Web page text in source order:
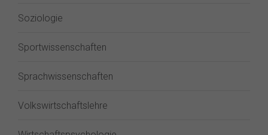
Soziologie
Sportwissenschaften
Sprachwissenschaften
Volkswirtschaftslehre